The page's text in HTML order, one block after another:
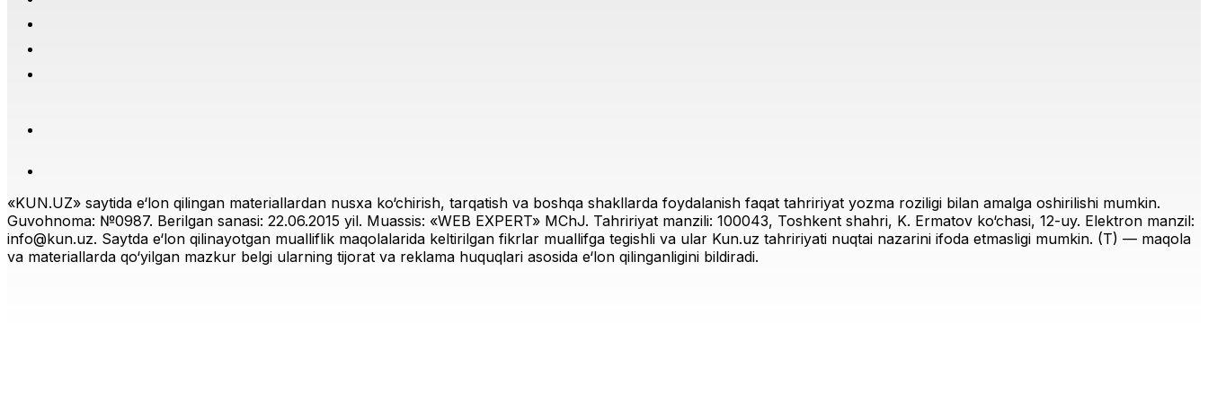
«KUN.UZ» saytida e‘lon qilingan materiallardan nusxa ko‘chirish, tarqatish va boshqa shakllarda foydalanish faqat tahririyat yozma roziligi bilan amalga oshirilishi mumkin.
Guvohnoma: №0987. Berilgan sanasi: 22.06.2015 yil. Muassis: «WEB EXPERT» MChJ. Tahririyat manzili: 100043, Toshkent shahri, K. Ermatov ko‘chasi, 12-uy. Elektron manzil:
info@kun.uz. Saytda e‘lon qilinayotgan mualliflik maqolalarida keltirilgan fikrlar muallifga tegishli va ular Kun.uz tahririyati nuqtai nazarini ifoda etmasligi mumkin. (T) — maqola
va materiallarda qo‘yilgan mazkur belgi ularning tijorat va reklama huquqlari asosida e‘lon qilinganligini bildiradi.